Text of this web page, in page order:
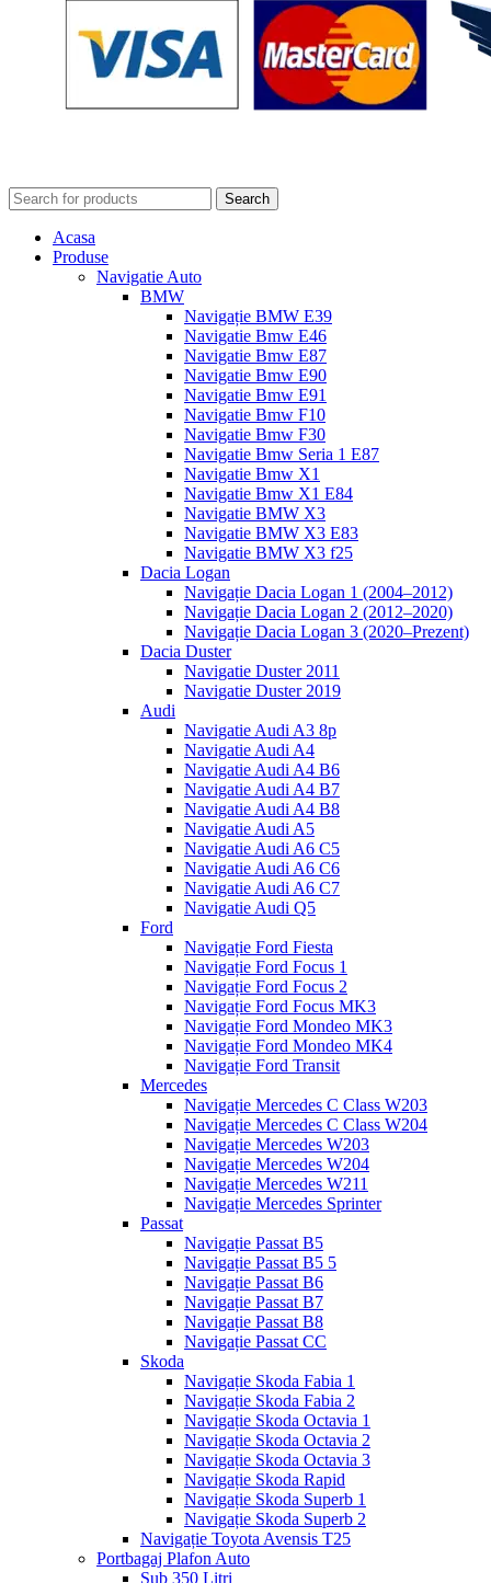
Search
Acasa
Produse
Navigatie Auto
BMW
Navigație BMW E39
Navigatie Bmw E46
Navigatie Bmw E87
Navigatie Bmw E90
Navigatie Bmw E91
Navigatie Bmw F10
Navigatie Bmw F30
Navigatie Bmw Seria 1 E87
Navigatie Bmw X1
Navigatie Bmw X1 E84
Navigatie BMW X3
Navigatie BMW X3 E83
Navigatie BMW X3 f25
Dacia Logan
Navigație Dacia Logan 1 (2004–2012)
Navigație Dacia Logan 2 (2012–2020)
Navigație Dacia Logan 3 (2020–Prezent)
Dacia Duster
Navigatie Duster 2011
Navigatie Duster 2019
Audi
Navigatie Audi A3 8p
Navigatie Audi A4
Navigatie Audi A4 B6
Navigatie Audi A4 B7
Navigatie Audi A4 B8
Navigatie Audi A5
Navigatie Audi A6 C5
Navigatie Audi A6 C6
Navigatie Audi A6 C7
Navigatie Audi Q5
Ford
Navigație Ford Fiesta
Navigație Ford Focus 1
Navigație Ford Focus 2
Navigație Ford Focus MK3
Navigație Ford Mondeo MK3
Navigație Ford Mondeo MK4
Navigație Ford Transit
Mercedes
Navigație Mercedes C Class W203
Navigație Mercedes C Class W204
Navigație Mercedes W203
Navigație Mercedes W204
Navigație Mercedes W211
Navigație Mercedes Sprinter
Passat
Navigație Passat B5
Navigație Passat B5 5
Navigație Passat B6
Navigație Passat B7
Navigație Passat B8
Navigație Passat CC
Skoda
Navigație Skoda Fabia 1
Navigație Skoda Fabia 2
Navigație Skoda Octavia 1
Navigație Skoda Octavia 2
Navigație Skoda Octavia 3
Navigație Skoda Rapid
Navigație Skoda Superb 1
Navigație Skoda Superb 2
Navigație Toyota Avensis T25
Portbagaj Plafon Auto
Sub 350 Litri